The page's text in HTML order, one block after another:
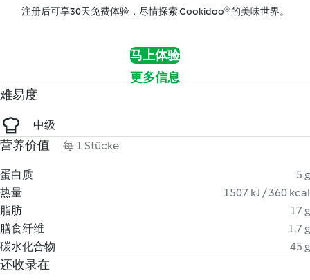
注册后可享30天免费体验，尽情探索 Cookidoo® 的美味世界。
马上体验
更多信息
难易度
中级
营养价值 每 1 Stücke
蛋白质
5 g
热量
1507 kJ / 360 kcal
脂肪
17 g
膳食纤维
1.7 g
碳水化合物
45 g
还收录在